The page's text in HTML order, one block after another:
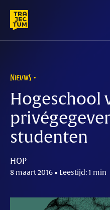
content
NIEUWS
Hogeschool
studenten
HOP
8 maart 2016 • Leestijd: 1 min